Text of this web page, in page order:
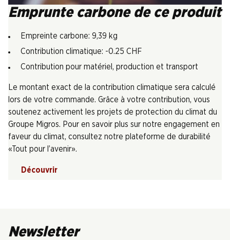
Emprunte carbone de ce produit
Empreinte carbone: 9,39 kg
Contribution climatique: -0.25 CHF
Contribution pour matériel, production et transport
Le montant exact de la contribution climatique sera calculé
lors de votre commande. Grâce à votre contribution, vous
soutenez activement les projets de protection du climat du
Groupe Migros. Pour en savoir plus sur notre engagement en
faveur du climat, consultez notre plateforme de durabilité
«Tout pour l’avenir».
Découvrir
Newsletter